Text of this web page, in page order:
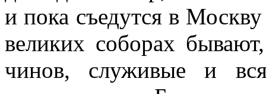
и пока съедутся в
великих соборах
чинов, служивые и